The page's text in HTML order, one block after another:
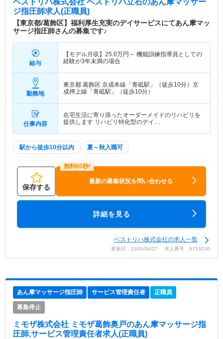
ベストリハ株式会社 ベストリハ立石のあん摩マッサー
ジ指圧師求人(正職員)
【東京都/葛飾区】福利厚生充実のデイサービスにてあん摩マッ
サージ指圧師さんの募集です♪
給与
【モデル月収】 25.0万円～ 機能訓練指導員としての
経験が3年未満の場合
勤務地
東京都 葛飾区 京成本線「青砥駅」（徒歩10分）京
成押上線「青砥駅」（徒歩10分）
仕事内容
在宅生活に寄り添ったオーダーメイドのリハビリを
提供します リハビリ特化型のデイ…
駅から徒歩10分以内 夏～秋入職可
保存する
最新の募集状況を問い合わせる
詳細を見る
ベストリハ株式会社の求人一覧
更新日：2026/04/27 求人番号：9153230
あん摩マッサージ指圧師 サービス管理責任者 正職員
募集停止
ミモザ株式会社 ミモザ葛飾奥戸のあん摩マッサージ指
圧師,サービス管理責任者求人(正職員)